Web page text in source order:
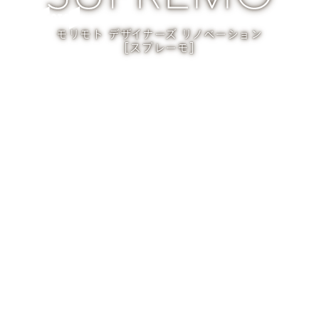
モリモト デザイナーズ リノベーション
［スプレーモ］